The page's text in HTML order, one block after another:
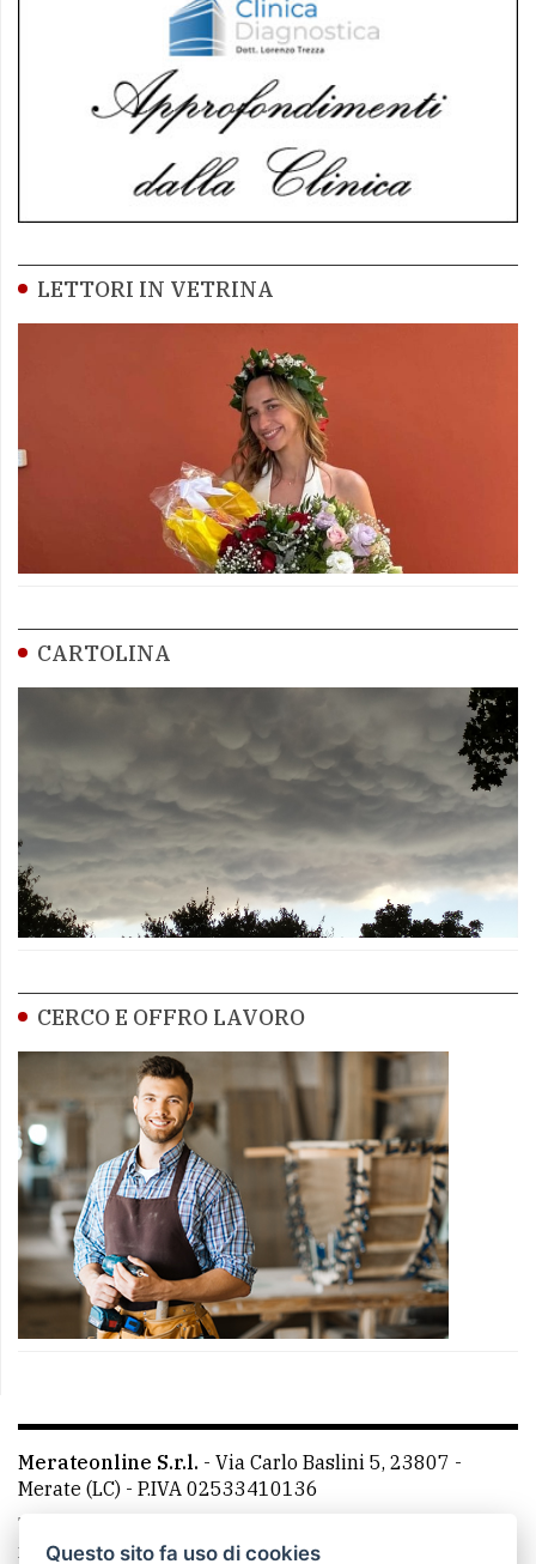
LETTORI IN VETRINA
CARTOLINA
CERCO E OFFRO LAVORO
Merateonline S.r.l. - Via Carlo Baslini 5, 23807 -
Merate (LC) - P.IVA 02533410136
Telefono:
mail: redazione@merateonline.it
Questo sito fa uso di cookies